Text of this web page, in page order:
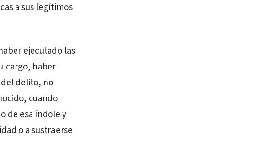
a sus legítimos
ejecutado las
cargo, haber
delito, no
cuando
de esa índole y
o a sustraerse